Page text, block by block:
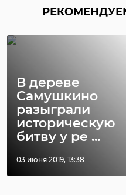
В дереве
Самушкино
разыграли
историческую
битву у ре ...
03 июня 2019, 13:38